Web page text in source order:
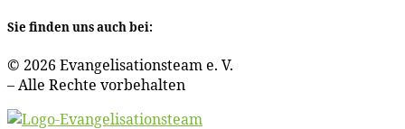
Sie fin­den uns auch bei:
© 2026 Evan­ge­li­sa­ti­ons­team e. V.
– Al­le Rech­te vorbehalten